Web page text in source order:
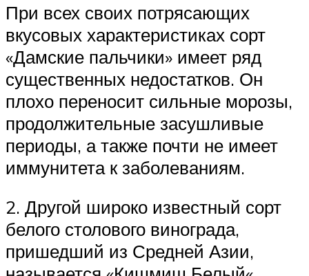
При всех своих потрясающих
вкусовых характеристиках сорт
«Дамские пальчики» имеет ряд
существенных недостатков. Он
плохо переносит сильные морозы,
продолжительные засушливые
периоды, а также почти не имеет
иммунитета к заболеваниям.
2. Другой широко известный сорт
белого столового винограда,
пришедший из Средней Азии,